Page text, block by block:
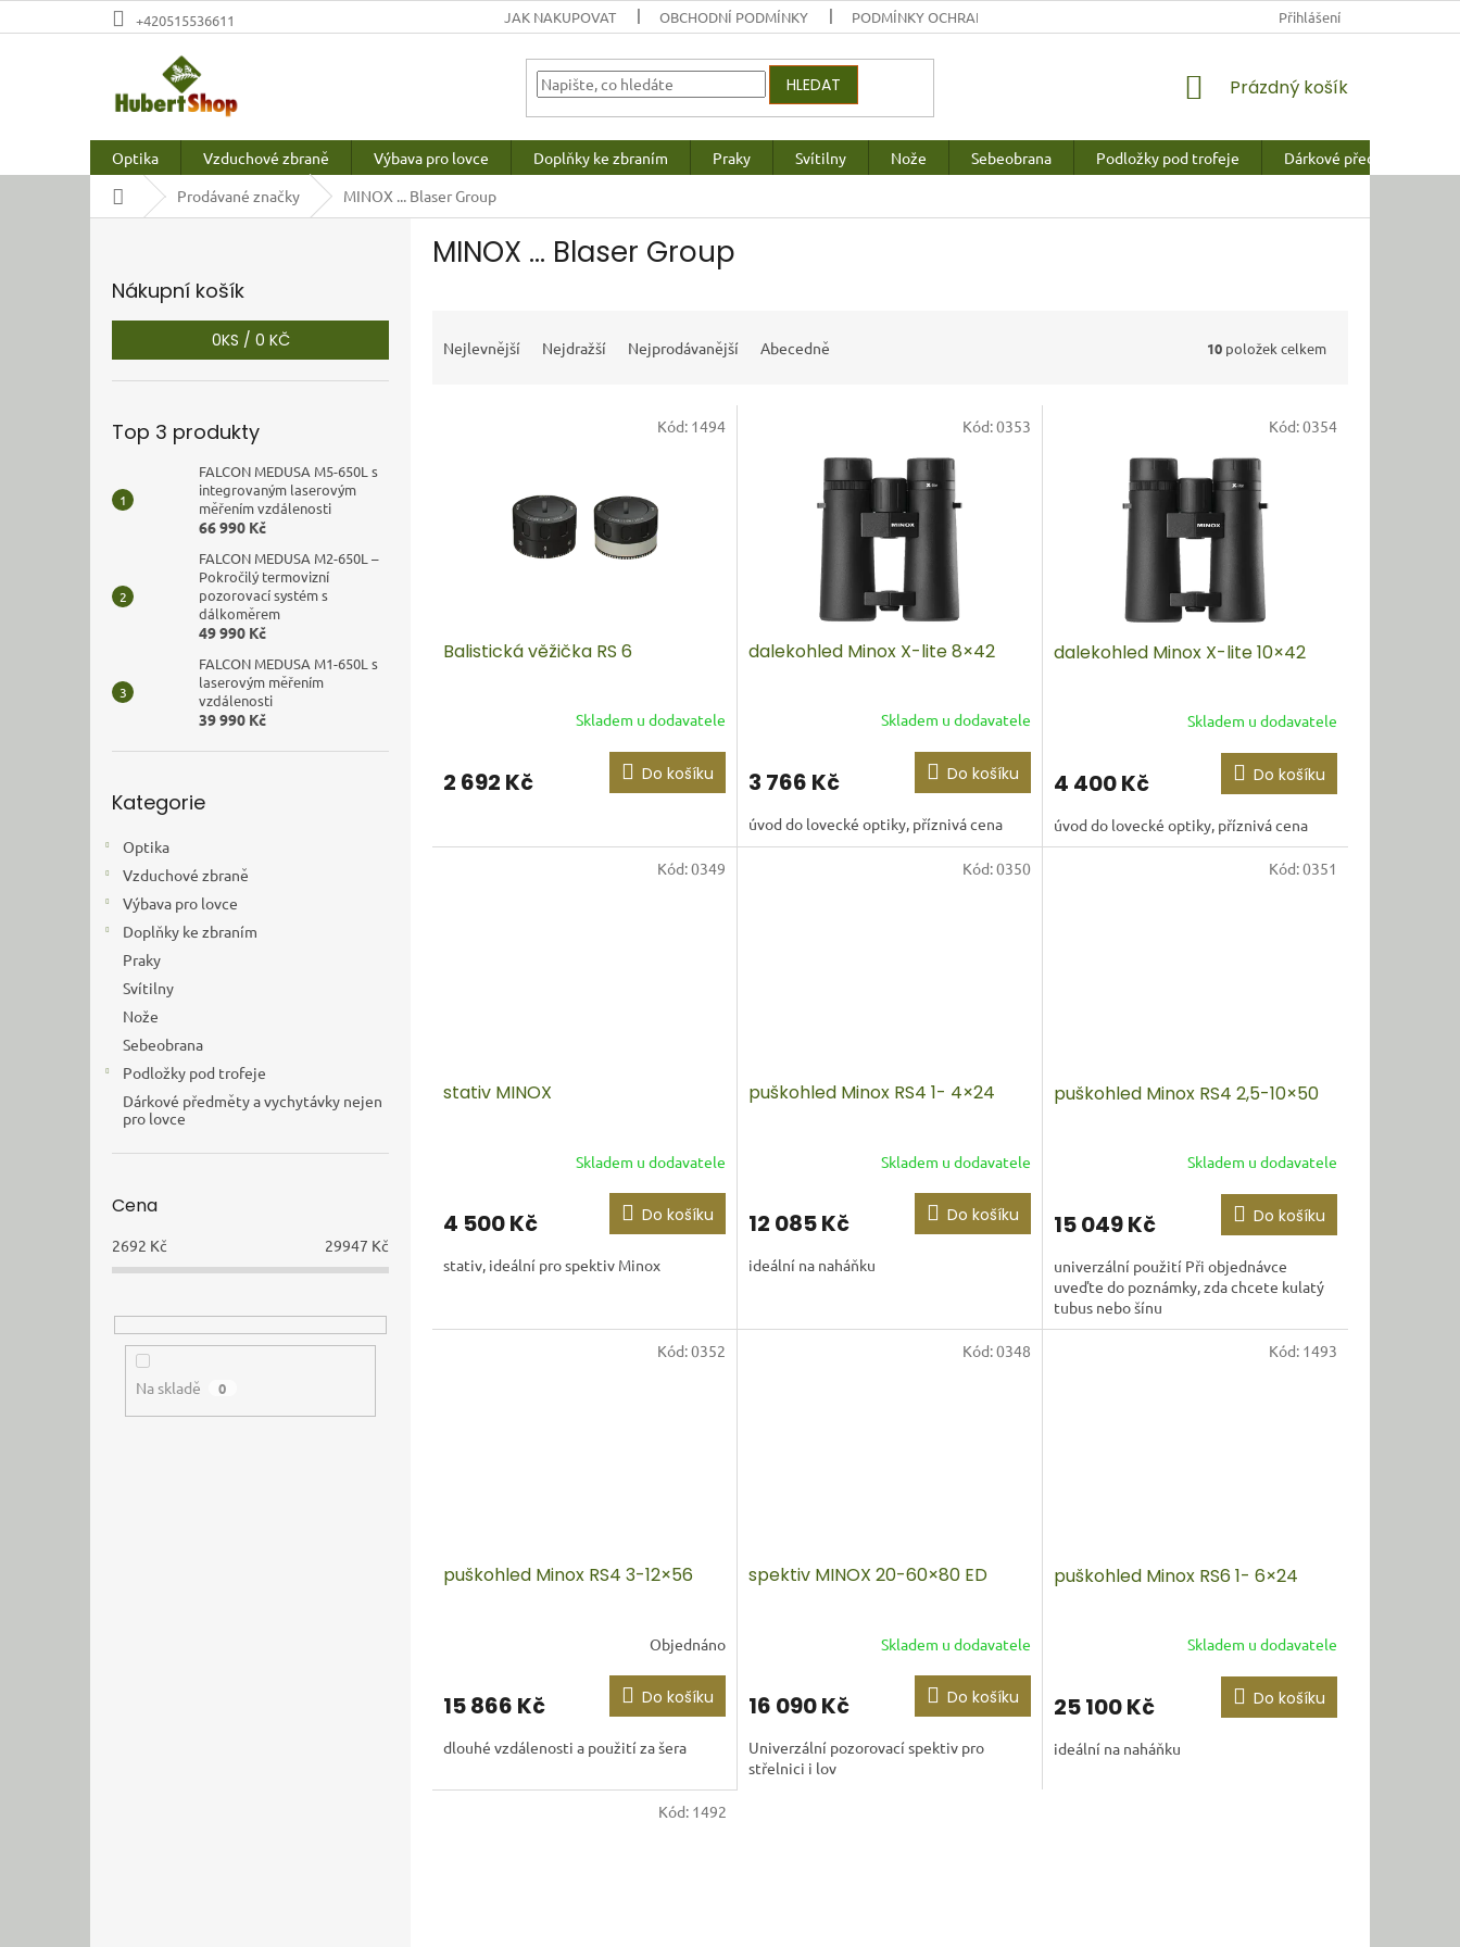
na
+420515536611 JAK NAKUPOVAT OBCHODNÍ PODMÍNKY PODMÍNKY OCHRANY OSOBNÍCH ÚDAJŮ Přihlášení
HLEDAT
NÁKUPNÍ
Prázdný košík
Optika Vzduchové zbraně Výbava pro lovce Doplňky ke zbraním Praky Svítilny Nože Sebeobrana Podložky pod trofeje
Dárkové předměty a
Domů
Prodávané značky MINOX ... Blaser Group
Nákupní košík
0KS / 0 KČ
Top 3 produkty
FALCON MEDUSA M5-650L s
integrovaným laserovým
měřením vzdálenosti
66 990 Kč
FALCON MEDUSA M2-650L –
Pokročilý termovizní
pozorovací systém s
dálkoměrem
49 990 Kč
FALCON MEDUSA M1-650L s
laserovým měřením
vzdálenosti
39 990 Kč
kategorie
Kategorie
Optika
Vzduchové zbraně
Výbava pro lovce
Doplňky ke zbraním
Praky
Svítilny
Nože
Sebeobrana
Podložky pod trofeje
Dárkové předměty a vychytávky nejen
pro lovce
Cena
2692 Kč 29947 Kč
Na skladě 0
MINOX ... Blaser Group
aNejlevnější Nejdražší Nejprodávanější Abecedně 10 položek celkem
Balistická věžička RS 6
Skladem u dodavatele
2 692 Kč Do košíku
Kód: 1494
dalekohled Minox X-lite 8×42
Skladem u dodavatele
3 766 Kč Do košíku
úvod do lovecké optiky, příznivá cena
Kód:0353
dalekohled Minox X-lite 10×42
Skladem u dodavatele
4 400 Kč Do košíku
úvod do lovecké optiky, příznivá cena
Kód:0354
stativ MINOX
Skladem u dodavatele
4 500 Kč Do košíku
stativ, ideální pro spektiv Minox
Kód:0349
puškohled Minox RS4 1- 4×24
Skladem u dodavatele
12 085 Kč Do košíku
ideální na naháňku
Kód:0350
puškohled Minox RS4 2,5-10×50
Skladem u dodavatele
15 049 Kč Do košíku
univerzální použití Při objednávce
uveďte do poznámky, zda chcete kulatý
tubus nebo šínu
Kód:0351
puškohled Minox RS4 3-12×56
Objednáno
15 866 Kč Do košíku
dlouhé vzdálenosti a použití za šera
Kód:0352
spektiv MINOX 20-60×80 ED
Skladem u dodavatele
16 090 Kč Do košíku
Univerzální pozorovací spektiv pro
střelnici i lov
Kód:0348
puškohled Minox RS6 1- 6×24
Skladem u dodavatele
25 100 Kč Do košíku
ideální na naháňku
Kód: 1493
Kód: 1492